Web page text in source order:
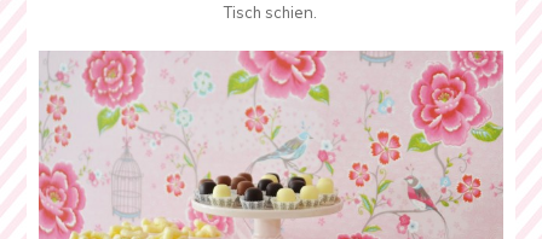
Tisch schien.